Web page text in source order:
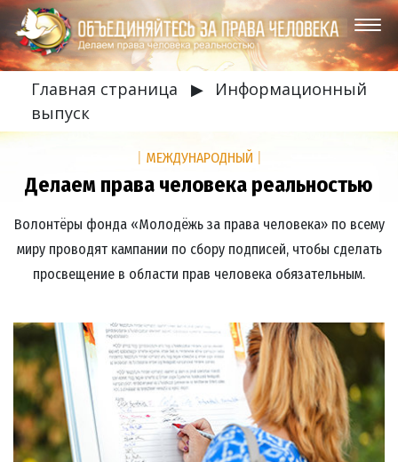
Главная страница ▶
Информационный
выпуск
МЕЖДУНАРОДНЫЙ
Делаем права человека реальностью
Волонтёры фонда «Молодёжь за права человека» по всему
миру проводят кампании по сбору подписей, чтобы сделать
просвещение в области прав человека обязательным.